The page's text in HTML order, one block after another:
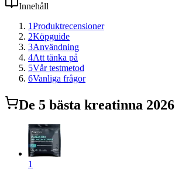
Innehåll
1Produktrecensioner
2Köpguide
3Användning
4Att tänka på
5Vår testmetod
6Vanliga frågor
De 5 bästa kreatinna 2026
1